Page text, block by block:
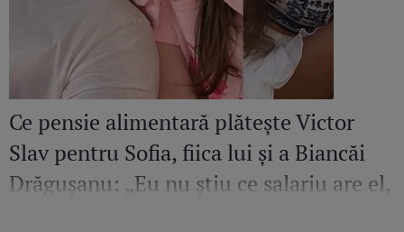
Ce pensie alimentară plătește Victor
Slav pentru Sofia, fiica lui și a Biancăi
Drăgușanu: „Eu nu știu ce salariu are el,